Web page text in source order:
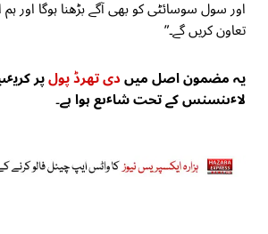
اور سول سوسائٹی کو بھی آگے بڑھنا ہوگا اور
تعاون کریں گے۔”
یہ مضمون اصل میںدی تھرڈ پولپر
لاٸنسنس کے تحت شاٸع ہوا ہے۔